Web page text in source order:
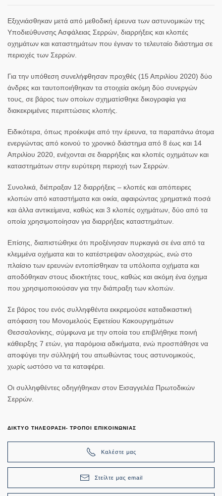
Εξιχνιάσθηκαν μετά από μεθοδική έρευνα των αστυνομικών της
Υποδιεύθυνσης Ασφάλειας Σερρών, διαρρήξεις και κλοπές
οχημάτων και καταστημάτων που έγιναν το τελευταίο διάστημα σε
περιοχές των Σερρών.
Για την υπόθεση συνελήφθησαν προχθές (15 Απριλίου 2020) δύο
άνδρες και ταυτοποιήθηκαν τα στοιχεία ακόμη δύο συνεργών
τους, σε βάρος των οποίων σχηματίσθηκε δικογραφία για
διακεκριμένες περιπτώσεις κλοπής.
Ειδικότερα, όπως προέκυψε από την έρευνα, τα παραπάνω άτομα
ενεργώντας από κοινού το χρονικό διάστημα από 8 έως και 14
Απριλίου 2020, ενέχονται σε διαρρήξεις και κλοπές οχημάτων και
καταστημάτων στην ευρύτερη περιοχή των Σερρών.
Συνολικά, διέπραξαν 12 διαρρήξεις – κλοπές και απόπειρες
κλοπών από καταστήματα και οικία, αφαιρώντας χρηματικά ποσά
και άλλα αντικείμενα, καθώς και 3 κλοπές οχημάτων, δύο από τα
οποία χρησιμοποίησαν για διαρρήξεις καταστημάτων.
Επίσης, διαπιστώθηκε ότι προξένησαν πυρκαγιά σε ένα από τα
κλεμμένα οχήματα και το κατέστρεψαν ολοσχερώς, ενώ στο
πλαίσιο των ερευνών εντοπίσθηκαν τα υπόλοιπα οχήματα και
αποδόθηκαν στους ιδιοκτήτες τους, καθώς και ακόμη ένα όχημα
που χρησιμοποιούσαν για την διάπραξη των κλοπών.
Σε βάρος του ενός συλληφθέντα εκκρεμούσε καταδικαστική
απόφαση του Μονομελούς Εφετείου Κακουργημάτων
Θεσσαλονίκης, σύμφωνα με την οποία του επιβλήθηκε ποινή
κάθειρξης 7 ετών, για παρόμοια αδικήματα, ενώ προσπάθησε να
αποφύγει την σύλληψή του απωθώντας τους αστυνομικούς,
χωρίς ωστόσο να τα καταφέρει.
Οι συλληφθέντες οδηγήθηκαν στον Εισαγγελέα Πρωτοδικών
Σερρών.
ΔΙΚΤΥΟ ΤΗΛΕΟΡΑΣΗ- ΤΡΟΠΟΙ ΕΠΙΚΟΙΝΩΝΙΑΣ
Καλέστε μας
Στείλτε μας email